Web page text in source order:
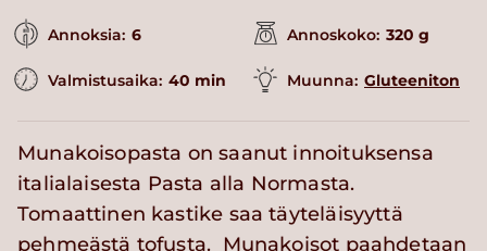
Annoksia: 6 Annoskoko: 320 g
Valmistusaika: 40 min Muunna: Gluteeniton
Munakoisopasta on saanut innoituksensa
italialaisesta Pasta alla Normasta.
Tomaattinen kastike saa täyteläisyyttä
pehmeästä tofusta. Munakoisot paahdetaan